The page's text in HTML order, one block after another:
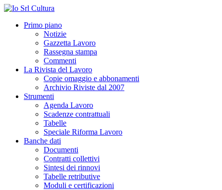
Primo piano
Notizie
Gazzetta Lavoro
Rassegna stampa
Commenti
La Rivista del Lavoro
Copie omaggio e abbonamenti
Archivio Riviste dal 2007
Strumenti
Agenda Lavoro
Scadenze contrattuali
Tabelle
Speciale Riforma Lavoro
Banche dati
Documenti
Contratti collettivi
Sintesi dei rinnovi
Tabelle retributive
Moduli e certificazioni